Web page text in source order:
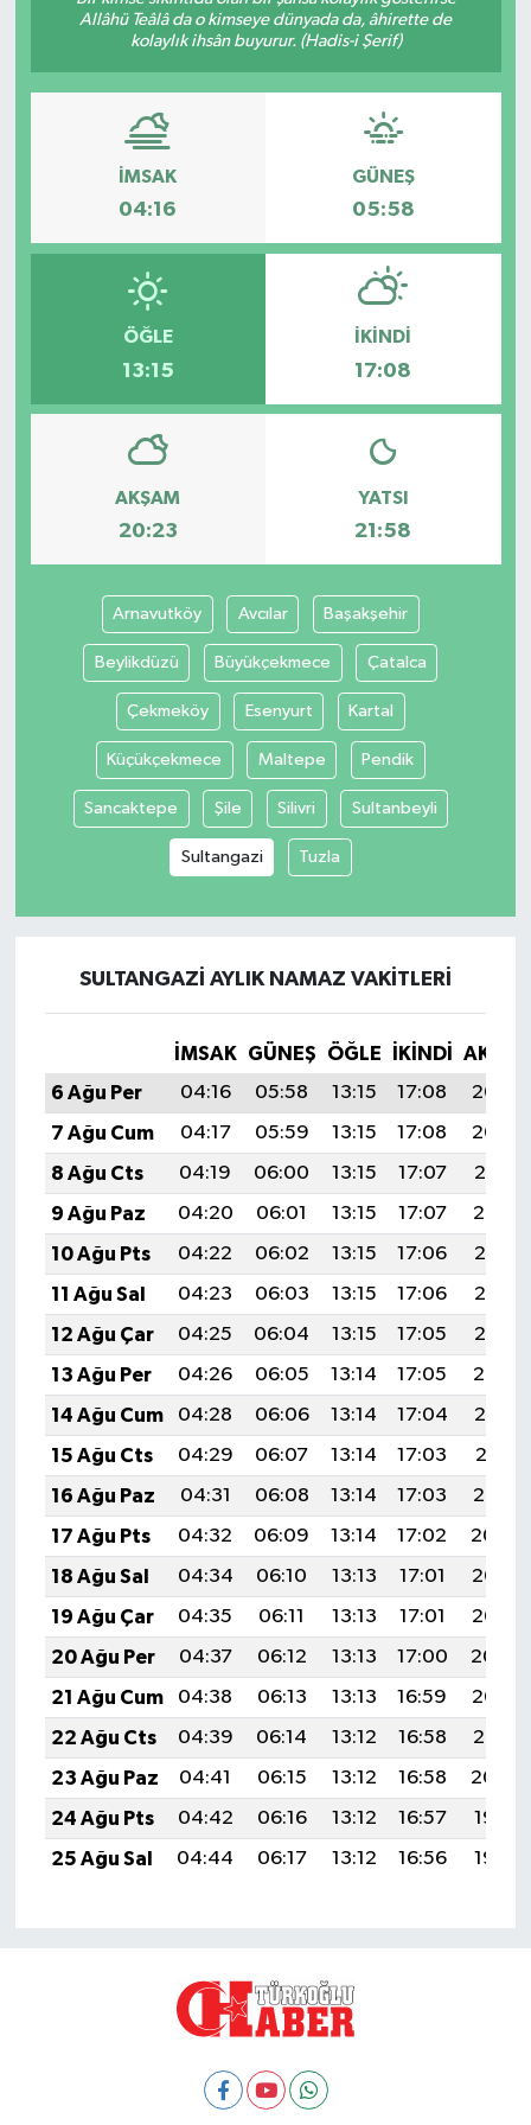
Allâhü Teâlâ da o kimseye dünyada da, âhirette de
kolaylık ihsân buyurur. (Hadis-i Şerif)
İMSAK
04:16
GÜNEŞ
05:58
ÖĞLE
13:15
İKINDI
17:08
AKŞAM
20:23
YATSI
21:58
Arnavutköy Avcılar Başakşehir
Beylikdüzü Büyükçekmece Çatalca
Çekmeköy Esenyurt Kartal
Küçükçekmece Maltepe Pendik
Sancaktepe Şile Silivri Sultanbeyli
Sultangazi Tuzla
SULTANGAZI AYLIK NAMAZ VAKITLERI
İMSAK GÜNEŞ ÖĞLE İKINDI
6 Ağu Per
04:16 05:58 13:15 17:08
20:23
7 Ağu Cum
04:17 05:59 13:15 17:08
20:22
8 Ağu Cts
04:19 06:00 13:15 17:07
20:21
9 Ağu Paz
04:20 06:01 13:15 17:07
20:19
10 Ağu Pts
04:22 06:02 13:15 17:06
20:18
11 Ağu Sal
04:23 06:03 13:15 17:06
20:17
12 Ağu Çar
04:25 06:04 13:15 17:05
20:15
13 Ağu Per
04:26 06:05 13:14 17:05
20:14
14 Ağu Cum
04:28 06:06 13:14 17:04
20:13
15 Ağu Cts
04:29 06:07 13:14 17:03
20:11
16 Ağu Paz
04:31 06:08 13:14 17:03
20:10
17 Ağu Pts
04:32 06:09 13:14 17:02
20:09
18 Ağu Sal
04:34 06:10 13:13 17:01
20:07
19 Ağu Çar
04:35 06:11 13:13 17:01
20:06
20 Ağu Per
04:37 06:12 13:13 17:00
20:04
21 Ağu Cum
04:38 06:13 13:13 16:59
20:03
22 Ağu Cts
04:39 06:14 13:12 16:58
20:01
23 Ağu Paz
04:41 06:15 13:12 16:58
20:00
24 Ağu Pts
04:42 06:16 13:12 16:57
19:58
25 Ağu Sal
04:44 06:17 13:12 16:56 19:57